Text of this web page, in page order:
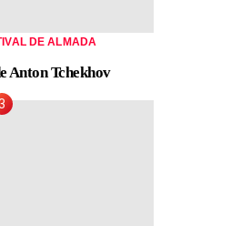
DE ALMADA
Anton Tchekhov